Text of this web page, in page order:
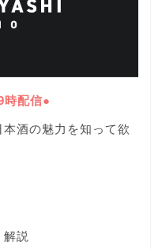
時配信●
本酒の魅力を知って欲
説